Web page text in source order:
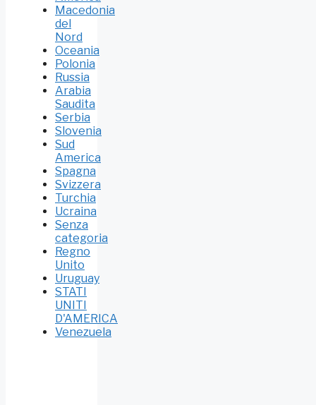
Macedonia
del
Nord
Oceania
Polonia
Russia
Arabia
Saudita
Serbia
Slovenia
Sud
America
Spagna
Svizzera
Turchia
Ucraina
Senza
categoria
Regno
Unito
Uruguay
STATI
UNITI
D'AMERICA
Venezuela